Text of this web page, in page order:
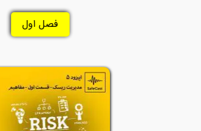
فصل اول